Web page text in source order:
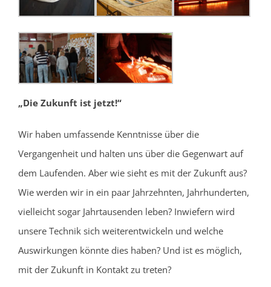
„Die Zukunft ist jetzt!“
Wir haben umfassende Kenntnisse über die
Vergangenheit und halten uns über die Gegenwart auf
dem Laufenden. Aber wie sieht es mit der Zukunft aus?
Wie werden wir in ein paar Jahrzehnten, Jahrhunderten,
vielleicht sogar Jahrtausenden leben? Inwiefern wird
unsere Technik sich weiterentwickeln und welche
Auswirkungen könnte dies haben? Und ist es möglich,
mit der Zukunft in Kontakt zu treten?